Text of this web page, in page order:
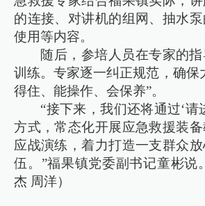
的连接、对讲机的组网、抽水
使用等内容。
随后，参培人员在专家的
训练。专家逐一纠正规范，确保
得住、能操作、会保养”。
“接下来，我们还将通过‘请
方式，常态化开展应急救援装
应战演练，着力打造一支群众
伍。”福果镇党委副书记童彬说
杰 周洋）